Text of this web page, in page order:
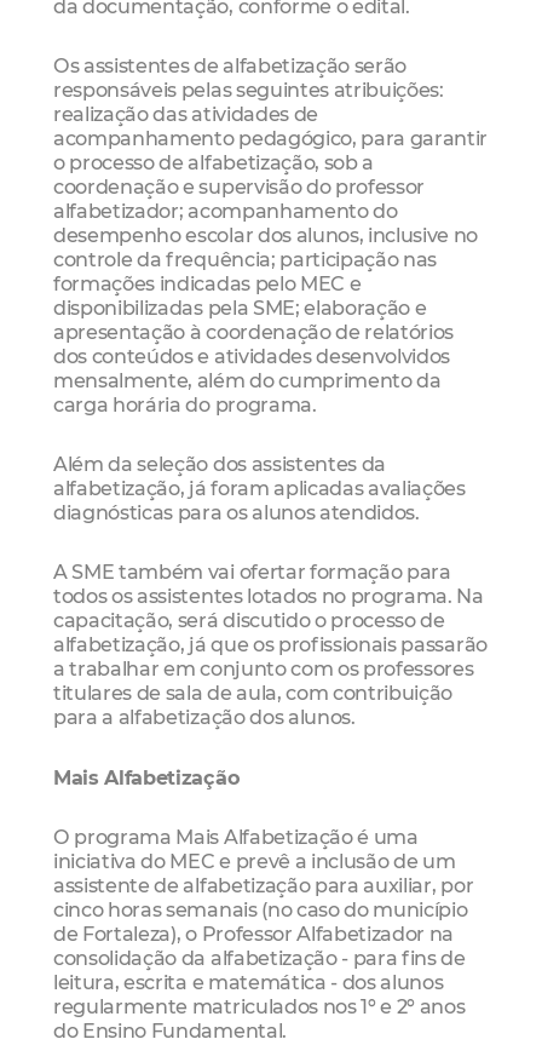
da documentação, conforme o edital.
Os assistentes de alfabetização serão
responsáveis pelas seguintes atribuições:
realização das atividades de
acompanhamento pedagógico, para garantir
o processo de alfabetização, sob a
coordenação e supervisão do professor
alfabetizador; acompanhamento do
desempenho escolar dos alunos, inclusive no
controle da frequência; participação nas
formações indicadas pelo MEC e
disponibilizadas pela SME; elaboração e
apresentação à coordenação de relatórios
dos conteúdos e atividades desenvolvidos
mensalmente, além do cumprimento da
carga horária do programa.
Além da seleção dos assistentes da
alfabetização, já foram aplicadas avaliações
diagnósticas para os alunos atendidos.
A SME também vai ofertar formação para
todos os assistentes lotados no programa. Na
capacitação, será discutido o processo de
alfabetização, já que os profissionais passarão
a trabalhar em conjunto com os professores
titulares de sala de aula, com contribuição
para a alfabetização dos alunos.
Mais Alfabetização
O programa Mais Alfabetização é uma
iniciativa do MEC e prevê a inclusão de um
assistente de alfabetização para auxiliar, por
cinco horas semanais (no caso do município
de Fortaleza), o Professor Alfabetizador na
consolidação da alfabetização - para fins de
leitura, escrita e matemática - dos alunos
regularmente matriculados nos 1º e 2º anos
do Ensino Fundamental.